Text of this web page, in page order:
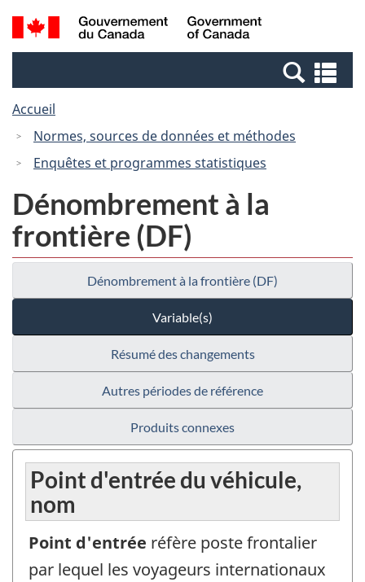
Passer
au
Passer
à
Canada
Recherche
et
et
Accueil
Normes, sources de données et méthodes
Enquêtes et programmes statistiques
Dénombrement à la
frontière (DF)
Dénombrement à la frontière (DF)
Variable(s)
Résumé des changements
Autres périodes de référence
Produits connexes
Point d'entrée du véhicule,
nom
Point d'entrée réfère poste frontalier
par lequel les voyageurs internationaux